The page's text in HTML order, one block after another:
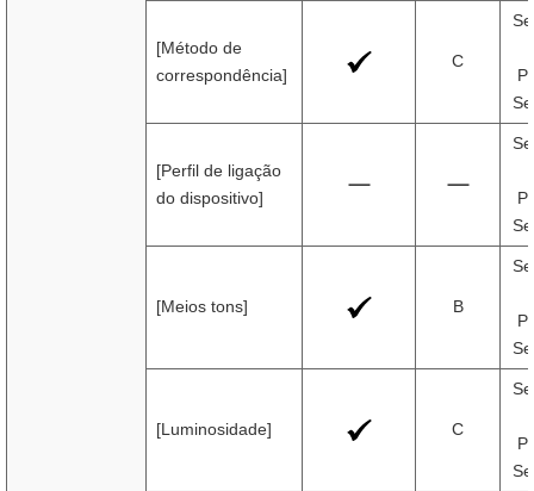
[Método de
correspondência]
C
[Perfil de ligação
do dispositivo]
[Meios tons] B
[Luminosidade] C